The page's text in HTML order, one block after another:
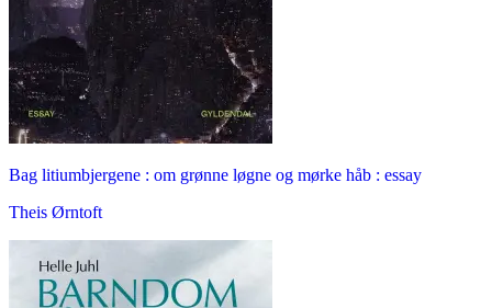
Bag litiumbjergene : om grønne løgne og mørke håb : essay
Theis Ørntoft